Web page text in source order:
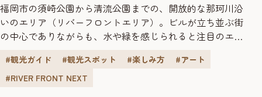
福岡市の須崎公園から清流公園までの、開放的な那珂川沿
いのエリア（リバーフロントエリア）。ビルが立ち並ぶ街
の中心でありながらも、水や緑を感じられると注目のエリ
も、そしてアートも感じる街巡りはいかがでしょう。 2016
年7月にリニューアルした「水上公園」。 水上公園は2016年
#観光ガイド #観光スポット #楽しみ方
#アート
#RIVER FRONT NEXT